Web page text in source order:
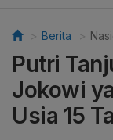
Berita
Putri
Jokowi
Usia 15